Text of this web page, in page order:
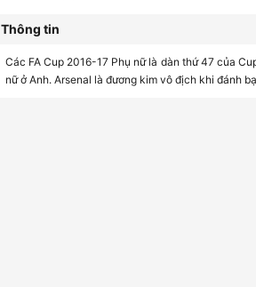
Thông tin
Các FA Cup 2016-17 Phụ nữ là dàn thứ 47 của
nữ ở Anh. Arsenal là đương kim vô địch khi đánh